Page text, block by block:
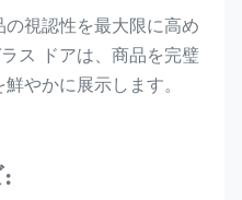
視認性を最大限に高め
ス ドアは、商品を完璧
やかに展示します。